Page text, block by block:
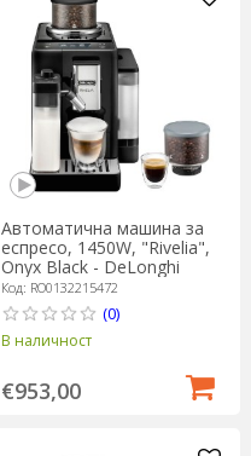
Автоматична машина за
еспресо, 1450W, "Rivelia",
Onyx Black - DeLonghi
Код: RO0132215472
(0)
В наличност
€953,00